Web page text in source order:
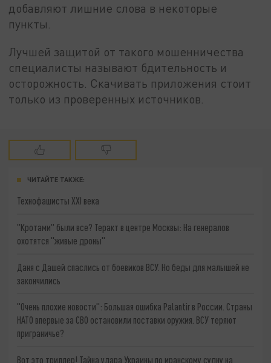
добавляют лишние слова в некоторые
пункты.
Лучшей защитой от такого мошенничества
специалисты называют бдительность и
осторожность. Скачивать приложения стоит
только из проверенных источников.
ЧИТАЙТЕ ТАКЖЕ:
Технофашисты XXI века
"Кротами" были все? Теракт в центре Москвы: На генералов
охотятся "живые дроны"
Даня с Дашей спаслись от боевиков ВСУ. Но беды для малышей не
закончились
"Очень плохие новости": Большая ошибка Palantir в России. Страны
НАТО впервые за СВО остановили поставки оружия. ВСУ теряют
приграничье?
Вот это триллер! Тайна удара Украины по иранскому судну на